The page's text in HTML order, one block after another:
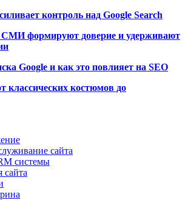
контроль над Google Search
СМИ формируют доверие и удерживают
Google и как это повлияет на SEO
классических костюмов до
сайта
системы